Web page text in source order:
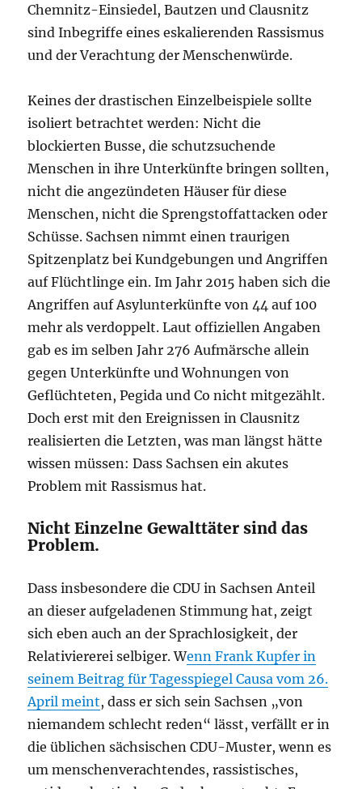
Chemnitz-Einsiedel, Bautzen und Clausnitz
sind Inbegriffe eines eskalierenden Rassismus
und der Verachtung der Menschenwürde.
Keines der drastischen Einzelbeispiele sollte
isoliert betrachtet werden: Nicht die
blockierten Busse, die schutzsuchende
Menschen in ihre Unterkünfte bringen sollten,
nicht die angezündeten Häuser für diese
Menschen, nicht die Sprengstoffattacken oder
Schüsse. Sachsen nimmt einen traurigen
Spitzenplatz bei Kundgebungen und Angriffen
auf Flüchtlinge ein. Im Jahr 2015 haben sich die
Angriffen auf Asylunterkünfte von 44 auf 100
mehr als verdoppelt. Laut offiziellen Angaben
gab es im selben Jahr 276 Aufmärsche allein
gegen Unterkünfte und Wohnungen von
Geflüchteten, Pegida und Co nicht mitgezählt.
Doch erst mit den Ereignissen in Clausnitz
realisierten die Letzten, was man längst hätte
wissen müssen: Dass Sachsen ein akutes
Problem mit Rassismus hat.
Nicht Einzelne Gewalttäter sind das
Problem.
Dass insbesondere die CDU in Sachsen Anteil
an dieser aufgeladenen Stimmung hat, zeigt
sich eben auch an der Sprachlosigkeit, der
Relativiererei selbiger. Wenn Frank Kupfer in
seinem Beitrag für Tagesspiegel Causa vom 26.
April meint, dass er sich sein Sachsen „von
niemandem schlecht reden“ lässt, verfällt er in
die üblichen sächsischen CDU-Muster, wenn es
um menschenverachtendes, rassistisches,